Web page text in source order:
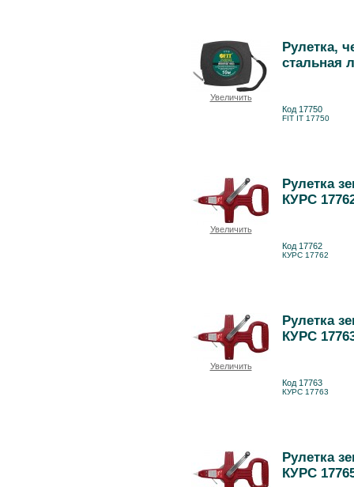
Увеличить
Рулетка,
стальная
Код 17750
FIT IT 17750
Увеличить
Рулетка
КУРС
Код 17762
КУРС 17762
Увеличить
Рулетка
КУРС
Код 17763
КУРС 17763
Рулетка
КУРС